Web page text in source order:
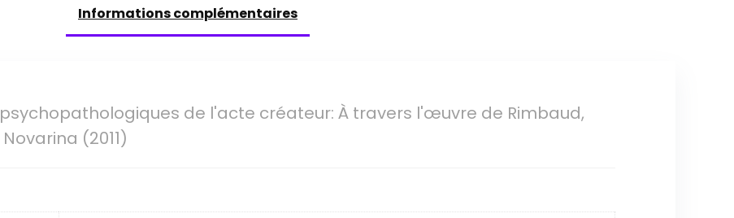
Informations complémentaires
psychopathologiques de l'acte créateur: À travers l'œuvre de Rimbaud,
(2011)